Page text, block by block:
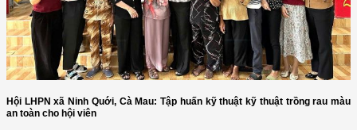
Hội LHPN xã Ninh Quới, Cà Mau: Tập huấn kỹ thuật kỹ thuật trồng rau màu
an toàn cho hội viên